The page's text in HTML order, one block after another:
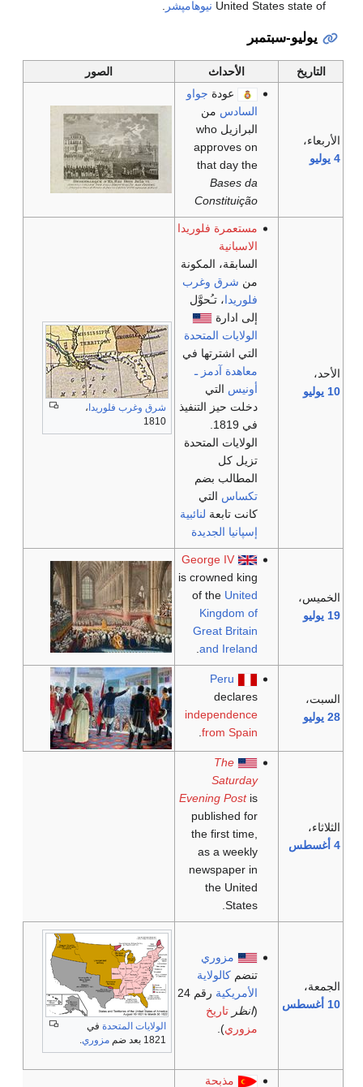
United States state of نيوهامپشر .
يوليو-سبتمبر
التاريخ الأحداث الصور
الأربعاء،
4 يوليو
عودة جواو
السادس من
البرازيل who
approves on
that day the
Bases da
Constituição
الأحد،
10 يوليو
مستعمرة فلوريدا
الاسبانية
السابقة، المكونة
من شرق وغرب
فلوريدا، تـُحوَّل
إلى ادارة
الولايات المتحدة
التي اشترتها في
معاهدة آدمز ـ
أونيس التي
دخلت حيز التنفيذ
الولايات المتحدة
تزيل كل
المطالب بضم
تكساس التي
كانت تابعة لنائبية
إسپانيا الجديدة
شرق وغرب فلوريدا،
1810
الخميس،
19 يوليو
George IV
is crowned king
of the United
Kingdom of
Great Britain
and Ireland
السبت،
28 يوليو
Peru
declares
independence
from Spain
الثلاثاء،
4 أغسطس
The
Saturday
Evening Postis
published for
the first time,
as a weekly
newspaper in
the United
States.
الجمعة،
10 أغسطس
مزوري
تنضمكالولاية
الأمريكية
رقم 24
(انظر تاريخ
مزوري). الولايات المتحدةفي
1821 بعد ضم
مزوري
مذبحة